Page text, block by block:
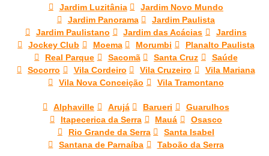
Jardim Luzitânia
Jardim Novo Mundo
Jardim Panorama
Jardim Paulista
Jardim Paulistano
Jardim das Acácias
Jardins
Jockey Club
Moema Morumbi
Planalto Paulista
Real Parque
Sacomã Santa Cruz
Saúde
Socorro
Vila Cordeiro Vila Cruzeiro
Vila Mariana
Vila Nova Conceição
Vila Tramontano
Alphaville Arujá Barueri
Guarulhos
Itapecerica da Serra
Mauá
Osasco
Rio Grande da Serra
Santa Isabel
Santana de Parnaíba
Taboão da Serra